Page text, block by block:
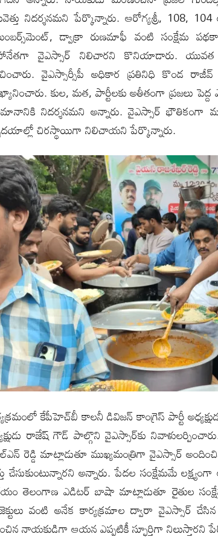
నిదర్శనమని పేర్కొన్నారు. ఆరోగ్యశ్రీ, 108,
డ్వాక్రా రుణమాఫీ వంటి సంక్షేమ
వైఎస్సార్ నిలిచారని కొనియాడారు.
వైఎస్సార్సీపీ అధికార ప్రతినిధి కొండ
కుల, మత, పార్టీలకు అతీతంగా ప్రజలు
నిదర్శనమని అన్నారు. వైఎస్సార్
చిరస్థాయిగా నిలిచాయని పేర్కొన్నారు.
కేపీహెచ్‌బీ కాలనీ డివిజన్ కాంగ్రెస్ పార్టీ
రాజేష్ గౌడ్ పాల్గొని వైఎస్సార్‌కు
రెడ్డి మాట్లాడుతూ ముఖ్యమంత్రిగా వైఎస్సార్
చేసుకుంటున్నారని అన్నారు. పేదల సంక్షేమమే
తెలంగాణ ఎడిటర్ బాషా మాట్లాడుతూ రైతుల
వంటి అనేక కార్యక్రమాల ద్వారా వైఎస్సార్
నాయకుడిగా ఆయన ఎప్పటికీ స్ఫూర్తిగా నిలుస్తారని